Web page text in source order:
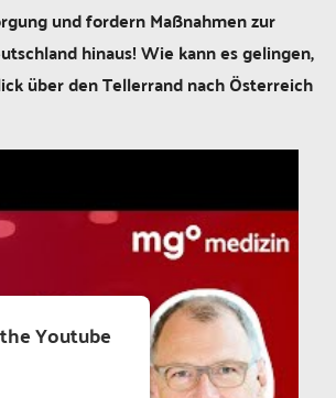
und fordern Maßnahmen zur
hinaus! Wie kann es gelingen,
über den Tellerrand nach Österreich
Youtube